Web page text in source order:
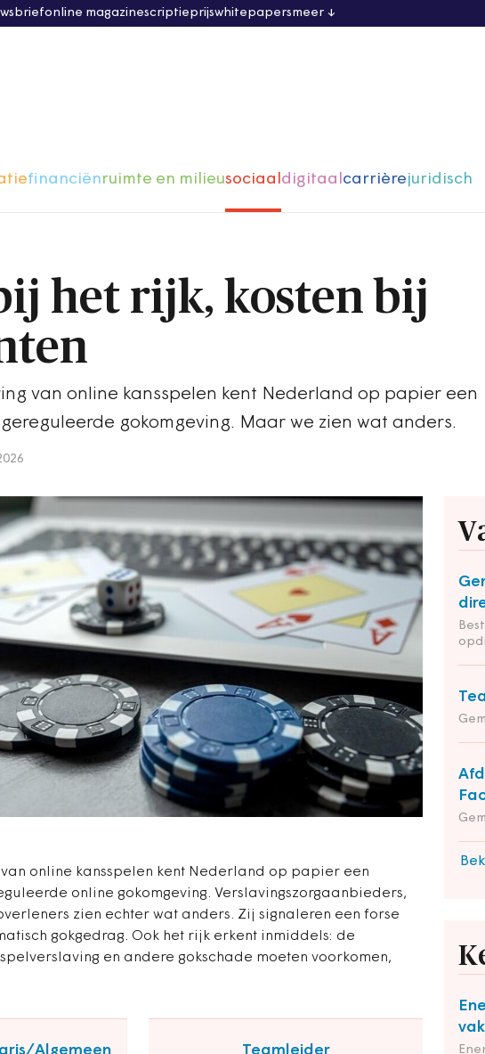
online magazinescriptieprijswhitepapersmeer
financiënruimte en milieusociaaldigitaalcarrièrejuridisch
het rijk, kosten bij
van online kansspelen kent Nederland op papier een
gokomgeving. Maar we zien wat anders.
online kansspelen kent Nederland op papier een
online gokomgeving. Verslavingszorgaanbieders,
zien echter wat anders. Zij signaleren een forse
gokgedrag. Ook het rijk erkent inmiddels: de
en andere gokschade moeten voorkomen,